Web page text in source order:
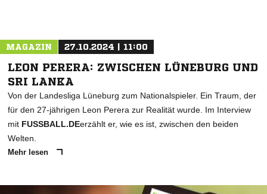
MAGAZIN 27.10.2024 | 11:00
LEON PERERA: ZWISCHEN LÜNEBURG UND
SRI LANKA
Von der Landesliga Lüneburg zum Nationalspieler. Ein Traum, der
für den 27-jährigen Leon Perera zur Realität wurde. Im Interview
mit FUSSBALL.DEerzählt er, wie es ist, zwischen den beiden
Welten.
Mehr lesen